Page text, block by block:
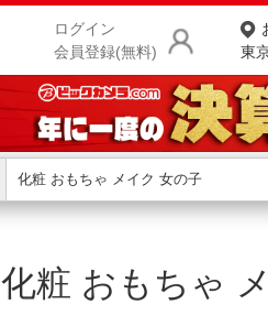
ログイン
会員登録(無料)
東
カテゴ
化粧 おもちゃ